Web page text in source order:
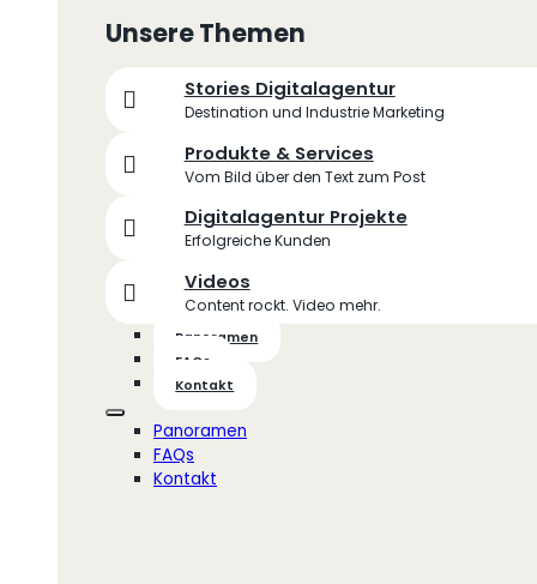
Unsere Themen
Stories Digitalagentur
Destination und Industrie Marketing
Produkte & Services
Vom Bild über den Text zum Post
Digitalagentur Projekte
Erfolgreiche Kunden
Videos
Content rockt. Video mehr.
Panoramen
FAQs
Kontakt
Panoramen
FAQs
Kontakt